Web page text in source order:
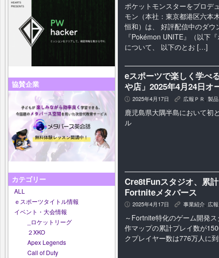
協賛企業
カテゴリー
ALL
ｅスポーツタイトル情報
イベント・大会情報
_ロケットリーグ
２XKO
Apex Legends
Call of Duty
ポケットモンスターをプロデ
モン（本社：東京都港区六本
恒和）は、 好評配信中のダウ
『Pokémon UNITE』（以下
について、 以下のとお […]
eスポーツで楽しく学べ
や店」2025年4月24日オ
P 2025年4月17日 K 広報ＰＲ 製
鹿児島県大隅半島において初
ル
Cre8tFunスタジオ、累
Fortniteメタバース
P 2025年4月17日 K 事業紹介, 広
～Fortnite特化のゲーム開発
作マップの累計プレイ数が
クプレイヤー数は776万人に